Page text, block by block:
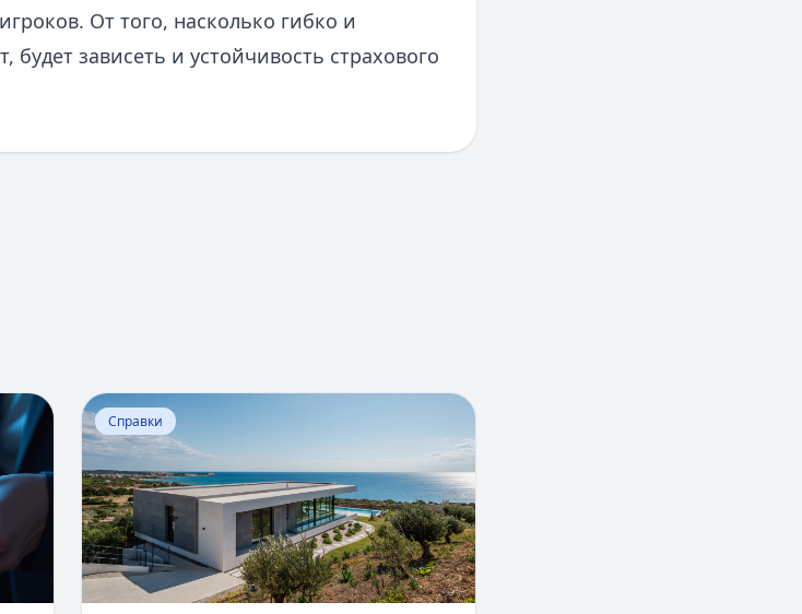
От того, насколько гибко и
будет зависеть и устойчивость страхового
Перейти к статье:
Справки